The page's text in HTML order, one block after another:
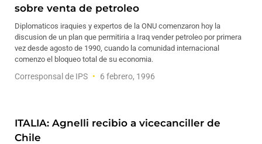
sobre venta de petroleo
Diplomaticos iraquies y expertos de la ONU comenzaron hoy la
discusion de un plan que permitiria a Iraq vender petroleo por primera
vez desde agosto de 1990, cuando la comunidad internacional
comenzo el bloqueo total de su economia.
Corresponsal de IPS 6 febrero, 1996
ITALIA: Agnelli recibio a vicecanciller de
Chile